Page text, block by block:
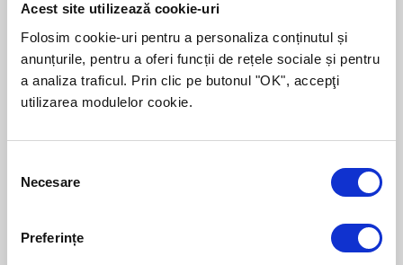
Acest site utilizează cookie-uri
Folosim cookie-uri pentru a personaliza conținutul și
anunțurile, pentru a oferi funcții de rețele sociale și pentru
a analiza traficul. Prin clic pe butonul "OK", accepţi
utilizarea modulelor cookie.
Selection
Necesare
Preferințe
despre altul, oferind opinii nesolicitate şi
care de cele mai multe ori nu ajung sau
ajung deformat la subiect ?
sau
Veţi aloca timp pentru evaluare
care înainte, nu ştiaţi că erau greşite,
având ocazia acum unei îmbunătăţiri